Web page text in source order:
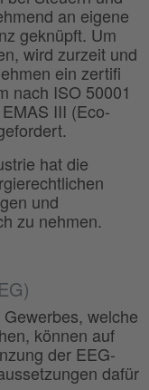
an eigene
geknüpft. Um
wird zurzeit und
ein zertifi
nach ISO 50001
III (Eco-
hat die
und
zu nehmen.
welche
können auf
der EEG-
dafür